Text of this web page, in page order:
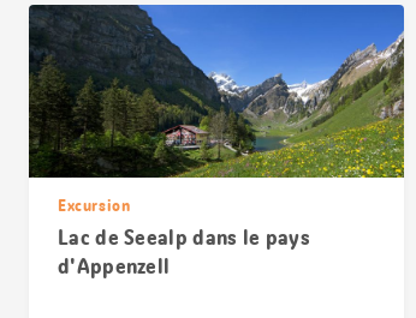
Excursion
Lac de Seealp dans le pays
d'Appenzell